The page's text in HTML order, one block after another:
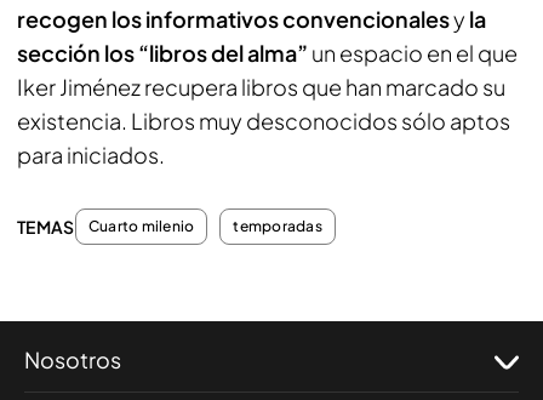
recogen los informativos convencionalesy la
sección los “libros del alma” un espacio en el que
Iker Jiménez recupera libros que han marcado su
existencia. Libros muy desconocidos sólo aptos
para iniciados.
TEMAS Cuarto milenio temporadas
Nosotros